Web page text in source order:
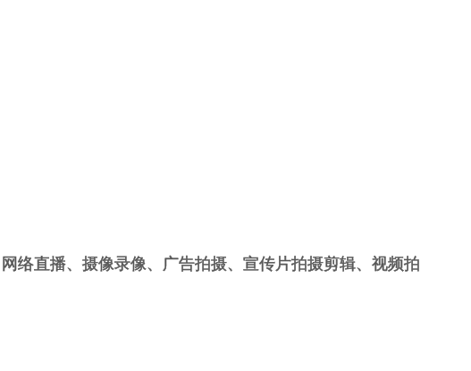
络直播、摄像录像、广告拍摄、宣传片拍摄剪辑、视频拍